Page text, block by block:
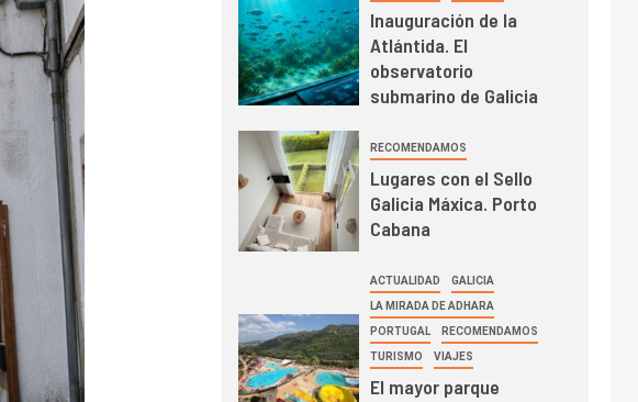
Inauguración de la
Atlántida. El
observatorio
submarino de Galicia
RECOMENDAMOS
Lugares con el Sello
Galicia Máxica. Porto
Cabana
ACTUALIDAD GALICIA
LA MIRADA DE ADHARA
PORTUGAL RECOMENDAMOS
TURISMO VIAJES
El mayor parque